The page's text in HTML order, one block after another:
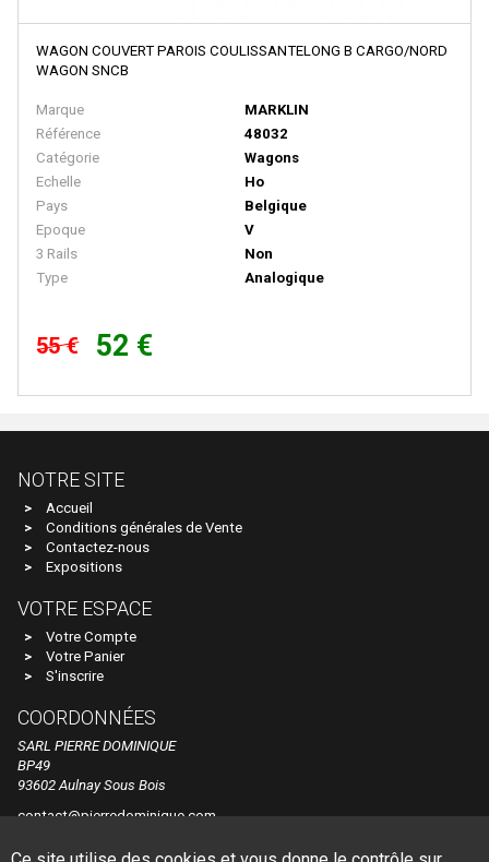
DECAPOD
DEKAS
DELUXE
DE MASSINI
DIECAST MODEL
Disque Rouge
DM TOYS
DOLISCHO
E.T.S
EFE RAIL
EFSI
EKO
ELEC-TRAINS INTERNATIONAL
ELECTROTREN
EPM
ESCI
WAGON COUVERT PAROIS COULISSANTELONG B CARGO/NORD
WAGON SNCB
Marque
MARKLIN
Référence
48032
Catégorie
Wagons
Echelle
Ho
Pays
Belgique
Epoque
V
3 Rails
Non
Type
Analogique
55 € 52 €
NOTRE SITE
Accueil
Conditions générales de Vente
Contactez-nous
Expositions
VOTRE ESPACE
Votre Compte
Votre Panier
S'inscrire
COORDONNÉES
SARL PIERRE DOMINIQUE
BP49
93602 Aulnay Sous Bois
contact@pierredominique.com